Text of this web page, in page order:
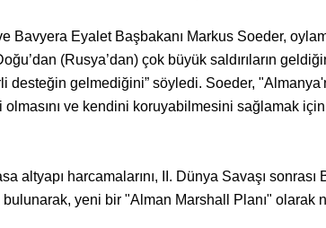
Bavyera Eyalet Başbakanı Markus Soeder,
(Rusya’dan) çok büyük saldırıların
desteğin gelmediğini” söyledi. Soeder,
olmasını ve kendini koruyabilmesini sağlamak
altyapı harcamalarını, II. Dünya Savaşı sonrası
bulunarak, yeni bir "Alman Marshall Planı" olarak